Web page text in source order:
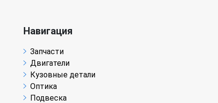
Навигация
Запчасти
Двигатели
Кузовные детали
Оптика
Подвеска